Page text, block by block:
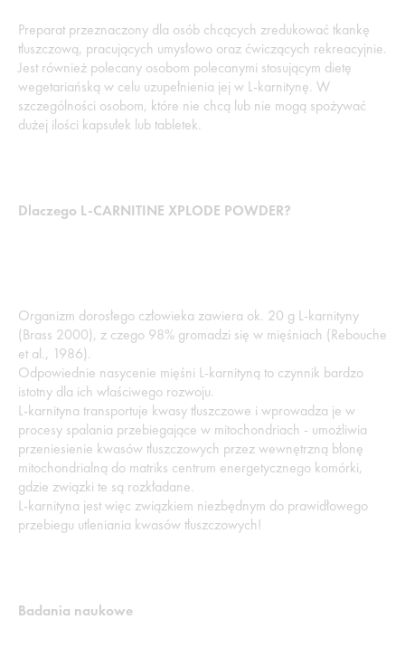
Preparat przeznaczony dla osób chcących zredukować tkankę
tłuszczową, pracujących umysłowo oraz ćwiczących rekreacyjnie.
Jest również polecany osobom polecanymi stosującym dietę
wegetariańską w celu uzupełnienia jej w L-karnitynę. W
szczególności osobom, które nie chcą lub nie mogą spożywać
dużej ilości kapsułek lub tabletek.
Dlaczego L-CARNITINE XPLODE POWDER?
Organizm dorosłego człowieka zawiera ok. 20 g L-karnityny
(Brass 2000), z czego 98% gromadzi się w mięśniach (Rebouche
et al., 1986).
Odpowiednie nasycenie mięśni L-karnityną to czynnik bardzo
istotny dla ich właściwego rozwoju.
L-karnityna transportuje kwasy tłuszczowe i wprowadza je w
procesy spalania przebiegające w mitochondriach - umożliwia
przeniesienie kwasów tłuszczowych przez wewnętrzną błonę
mitochondrialną do matriks centrum energetycznego komórki,
gdzie związki te są rozkładane.
L-karnityna jest więc związkiem niezbędnym do prawidłowego
przebiegu utleniania kwasów tłuszczowych!
Badania naukowe